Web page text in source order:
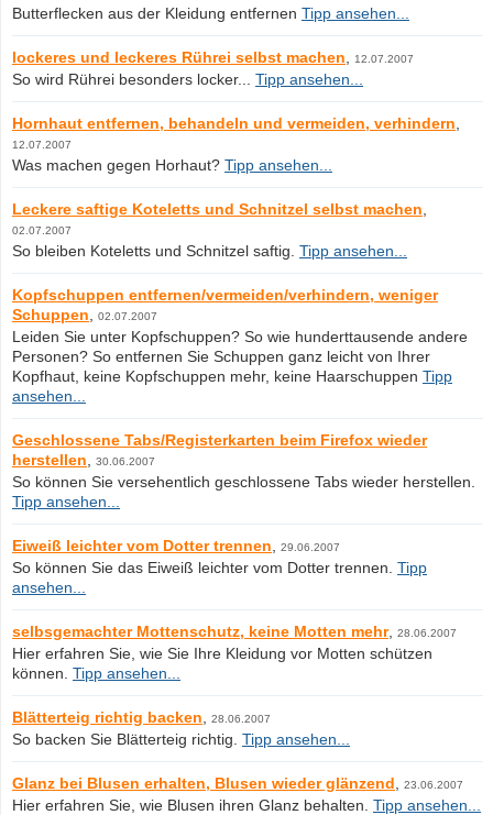
Butterflecken aus der Kleidung entfernen Tipp ansehen...
lockeres und leckeres Rührei selbst machen 12.07.2007
So wird Rührei besonders locker... Tipp ansehen...
Hornhaut entfernen, behandeln und vermeiden, verhindern
12.07.2007
Was machen gegen Horhaut? Tipp ansehen...
Leckere saftige Koteletts und Schnitzel selbst machen
02.07.2007
So bleiben Koteletts und Schnitzel saftig. Tipp ansehen...
Kopfschuppen entfernen/vermeiden/verhindern, weniger
Schuppen
02.07.2007
Leiden Sie unter Kopfschuppen? So wie hunderttausende andere
Personen? So entfernen Sie Schuppen ganz leicht von Ihrer
Kopfhaut, keine Kopfschuppen mehr, keine Haarschuppen Tipp
ansehen...
Geschlossene Tabs/Registerkarten beim Firefox wieder
herstellen
30.06.2007
So können Sie versehentlich geschlossene Tabs wieder herstellen.
Tipp ansehen...
Eiweiß leichter vom Dotter trennen 29.06.2007
So können Sie das Eiweiß leichter vom Dotter trennen. Tipp
ansehen...
selbsgemachter Mottenschutz, keine Motten mehr, 28.06.2007
Hier erfahren Sie, wie Sie Ihre Kleidung vor Motten schützen
können. Tipp ansehen...
Blätterteig richtig backen 28.06.2007
So backen Sie Blätterteig richtig. Tipp ansehen...
Glanz bei Blusen erhalten, Blusen wieder glänzend 23.06.2007
Hier erfahren Sie, wie Blusen ihren Glanz behalten. Tipp ansehen...